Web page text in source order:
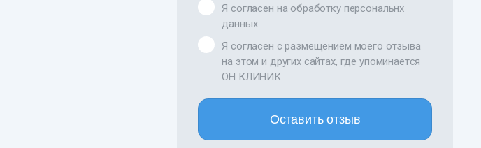
Я согласен на обработку персональнх
данных
Я согласен с размещением моего отзыва
на этом и других сайтах, где упоминается
ОН КЛИНИК
Оставить отзыв